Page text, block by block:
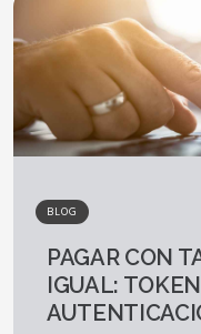
BLOG
PAGAR CON
IGUAL: